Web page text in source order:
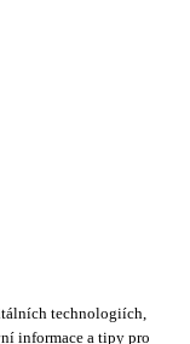
technologiích,
informace a tipy pro